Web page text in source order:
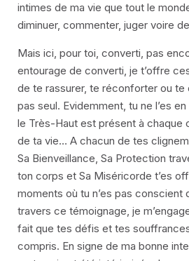
intimes de ma vie que tout le
diminuer, commenter, juger voire
Mais ici, pour toi, converti, pas
entourage de converti, je t’offre
de te rassurer, te réconforter ou te
pas seul. Evidemment, tu ne l’es
le Très-Haut est présent à chaque
de ta vie… A chacun de tes
Sa Bienveillance, Sa Protection
ton corps et Sa Miséricorde t’es
moments où tu n’es pas conscient
travers ce témoignage, je
fait que tes défis et tes
compris. En signe de ma bonne